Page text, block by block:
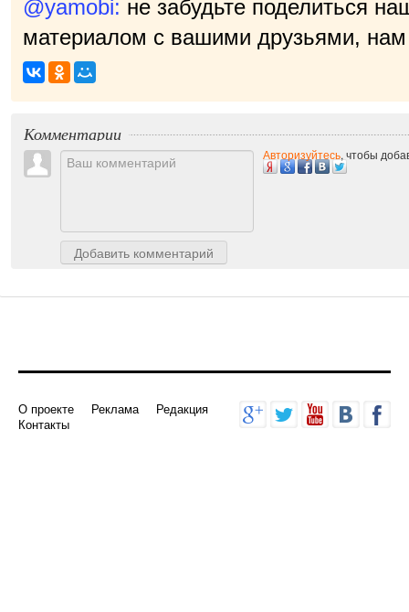
@yamobi: не забудьте поделиться
материалом с вашими друзьями, нам
пр|
Комментарии